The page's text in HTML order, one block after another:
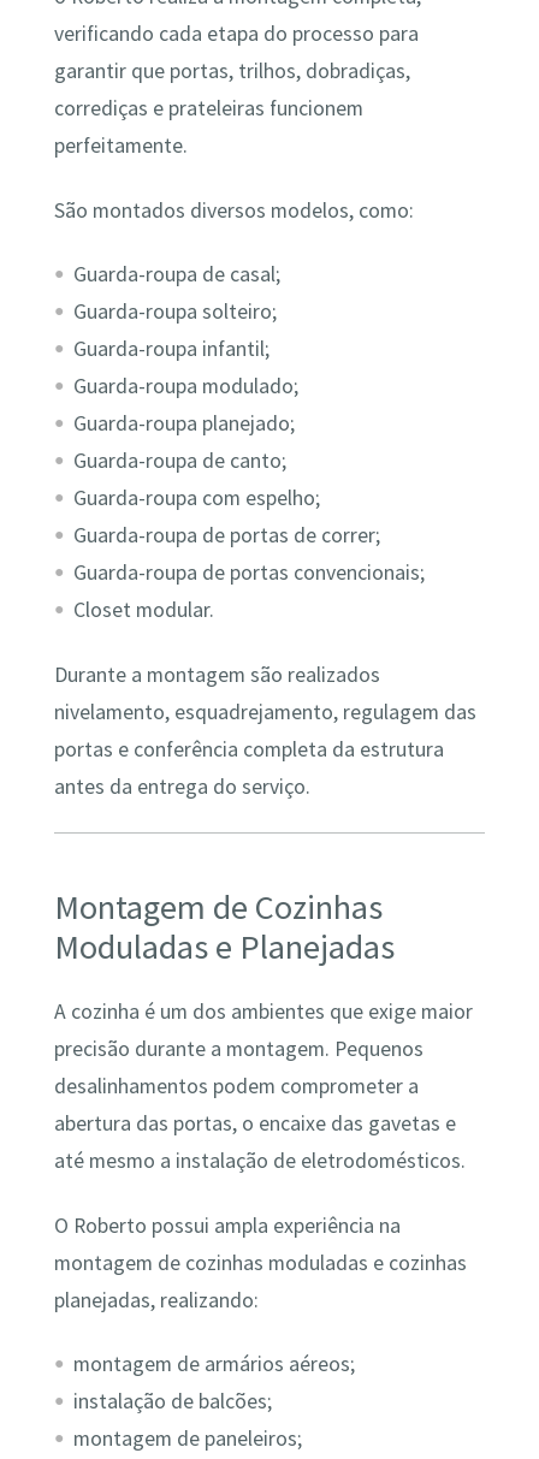
verificando cada etapa do processo para
garantir que portas, trilhos, dobradiças,
corrediças e prateleiras funcionem
perfeitamente.
São montados diversos modelos, como:
Guarda-roupa de casal;
Guarda-roupa solteiro;
Guarda-roupa infantil;
Guarda-roupa modulado;
Guarda-roupa planejado;
Guarda-roupa de canto;
Guarda-roupa com espelho;
Guarda-roupa de portas de correr;
Guarda-roupa de portas convencionais;
Closet modular.
Durante a montagem são realizados
nivelamento, esquadrejamento, regulagem das
portas e conferência completa da estrutura
antes da entrega do serviço.
Montagem de Cozinhas
Moduladas e Planejadas
A cozinha é um dos ambientes que exige maior
precisão durante a montagem. Pequenos
desalinhamentos podem comprometer a
abertura das portas, o encaixe das gavetas e
até mesmo a instalação de eletrodomésticos.
O Roberto possui ampla experiência na
montagem de cozinhas moduladas e cozinhas
planejadas, realizando:
montagem de armários aéreos;
instalação de balcões;
montagem de paneleiros;